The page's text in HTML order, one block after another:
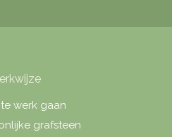
werk gaan
grafsteen